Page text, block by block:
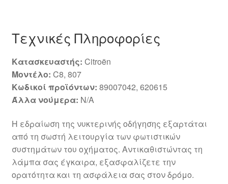
Τεχνικές Πληροφορίες
Κατασκευαστής: Citroën
Μοντέλο: C8, 807
Κωδικοί προϊόντων: 89007042, 620615
Άλλα νούμερα: N/A
Η εδραίωση της νυκτερινής οδήγησης εξαρτάται
από τη σωστή λειτουργία των φωτιστικών
συστημάτων του οχήματος. Αντικαθιστώντας τη
λάμπα σας έγκαιρα, εξασφαλίζετε την
ορατότητα και τη ασφάλεια σας στον δρόμο.